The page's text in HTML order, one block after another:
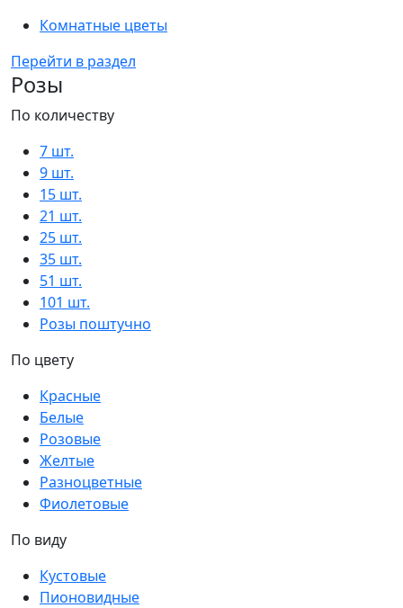
Комнатные цветы
Перейти в раздел
Розы
По количеству
7 шт.
9 шт.
15 шт.
21 шт.
25 шт.
35 шт.
51 шт.
101 шт.
Розы поштучно
По цвету
Красные
Белые
Розовые
Желтые
Разноцветные
Фиолетовые
По виду
Кустовые
Пионовидные